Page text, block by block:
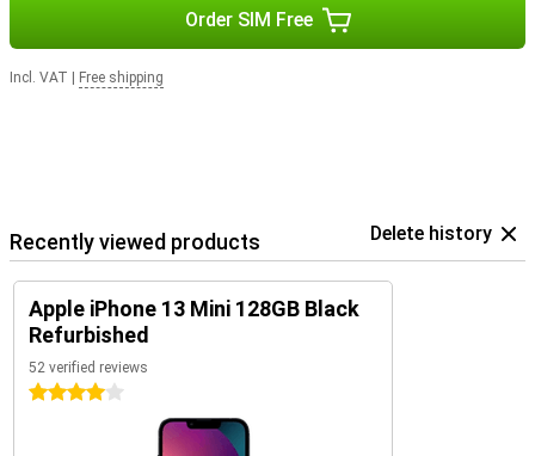
Order SIM Free
Incl. VAT Free shipping
Recently viewed products Delete history
Apple iPhone 13 Mini 128GB Black
Refurbished
52 verified reviews
4 stars